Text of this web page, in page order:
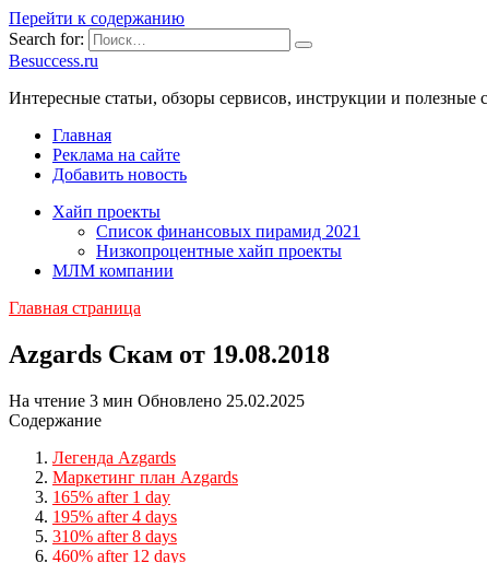
Перейти к содержанию
Search for:
Besuccess.ru
Интересные статьи, обзоры сервисов, инструкции и полезные
Главная
Реклама на сайте
Добавить новость
Хайп проекты
Список финансовых пирамид 2021
Низкопроцентные хайп проекты
МЛМ компании
Главная страница
Azgards Скам от 19.08.2018
На чтение 3 мин Обновлено 25.02.2025
Содержание
Легенда Azgards
Маркетинг план Azgards
165% after 1 day
195% after 4 days
310% after 8 days
460% after 12 days